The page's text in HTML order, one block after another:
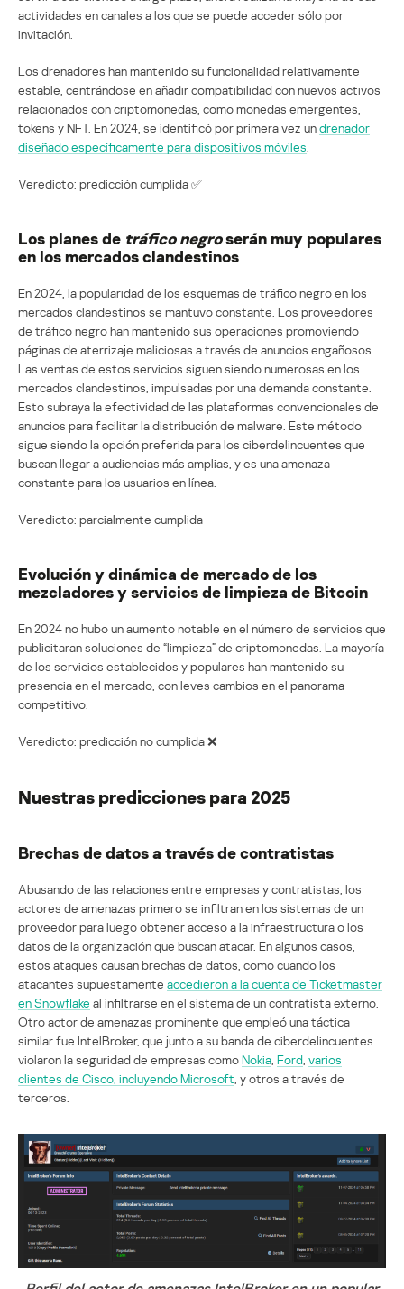
actividades en canales a los que se puede acceder sólo por
invitación.
Los drenadores han mantenido su funcionalidad relativamente
estable, centrándose en añadir compatibilidad con nuevos activos
relacionados con criptomonedas, como monedas emergentes,
tokens y NFT. En 2024, se identificó por primera vez undrenador
diseñado específicamente para dispositivos móviles
Veredicto: predicción cumplida ✅
Los planes de tráfico negroserán muy populares
en los mercados clandestinos
En 2024, la popularidad de los esquemas de tráfico negro en los
mercados clandestinos se mantuvo constante. Los proveedores
de tráfico negro han mantenido sus operaciones promoviendo
páginas de aterrizaje maliciosas a través de anuncios engañosos.
Las ventas de estos servicios siguen siendo numerosas en los
mercados clandestinos, impulsadas por una demanda constante.
Esto subraya la efectividad de las plataformas convencionales de
anuncios para facilitar la distribución de malware. Este método
sigue siendo la opción preferida para los ciberdelincuentes que
buscan llegar a audiencias más amplias, y es una amenaza
constante para los usuarios en línea.
Veredicto: parcialmente cumplida
Evolución y dinámica de mercado de los
mezcladores y servicios de limpieza de Bitcoin
En 2024 no hubo un aumento notable en el número de servicios que
publicitaran soluciones de “limpieza” de criptomonedas. La mayoría
de los servicios establecidos y populares han mantenido su
presencia en el mercado, con leves cambios en el panorama
competitivo.
Veredicto: predicción no cumplida ❌
Nuestras predicciones para 2025
Brechas de datos a través de contratistas
Abusando de las relaciones entre empresas y contratistas, los
actores de amenazas primero se infiltran en los sistemas de un
proveedor para luego obtener acceso a la infraestructura o los
datos de la organización que buscan atacar. En algunos casos,
estos ataques causan brechas de datos, como cuando los
atacantes supuestamente accedieron a la cuenta de Ticketmaster
en Snowflake al infiltrarse en el sistema de un contratista externo.
Otro actor de amenazas prominente que empleó una táctica
similar fue IntelBroker, que junto a su banda de ciberdelincuentes
violaron la seguridad de empresas comoNokia Ford varios
clientes de Cisco, incluyendo Microsoft , y otros a través de
terceros.